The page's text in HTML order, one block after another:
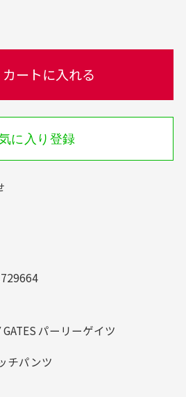
カートに入れる
に入り登録
GATES パーリーゲイツ
チパンツ